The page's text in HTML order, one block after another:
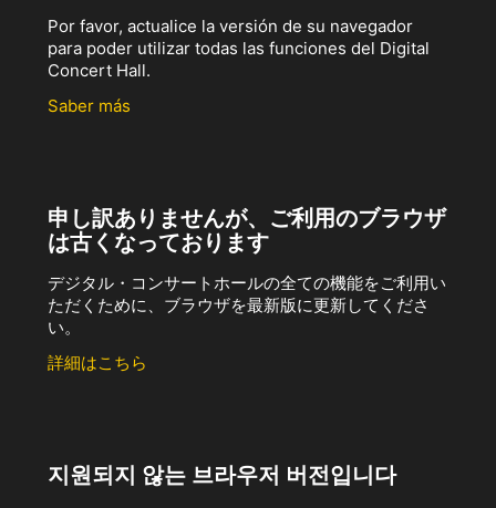
Por favor, actualice la versión de su navegador
para poder utilizar todas las funciones del Digital
Concert Hall.
Saber más
申し訳ありませんが、ご利用のブラウザ
は古くなっております
デジタル・コンサートホールの全ての機能をご利用い
ただくために、ブラウザを最新版に更新してくださ
い。
詳細はこちら
지원되지 않는 브라우저 버전입니다